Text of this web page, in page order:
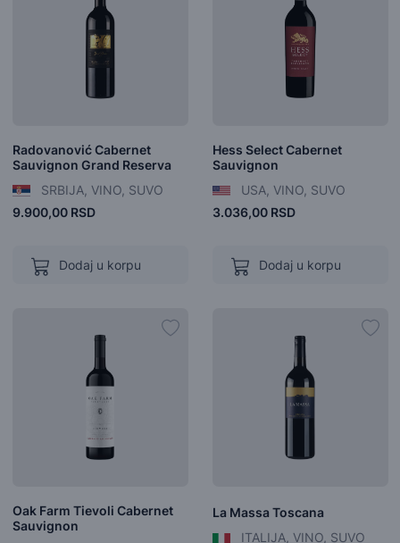
Radovanović Cabernet
Sauvignon Grand Reserva
SRBIJA, VINO, SUVO
9.900,00 RSD
Dodaj u korpu
Hess Select Cabernet
Sauvignon
USA, VINO, SUVO
3.036,00 RSD
Dodaj u korpu
Oak Farm Tievoli Cabernet
Sauvignon
La Massa Toscana
ITALIJA, VINO, SUVO